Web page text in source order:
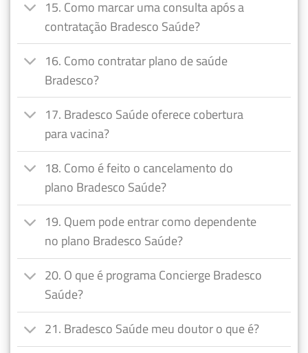
15. Como marcar uma consulta após a
contratação Bradesco Saúde?
16. Como contratar plano de saúde
Bradesco?
17. Bradesco Saúde oferece cobertura
para vacina?
18. Como é feito o cancelamento do
plano Bradesco Saúde?
19. Quem pode entrar como dependente
no plano Bradesco Saúde?
20. O que é programa Concierge Bradesco
Saúde?
21. Bradesco Saúde meu doutor o que é?